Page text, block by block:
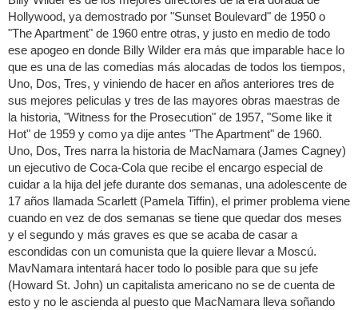
Hollywood, ya demostrado por "Sunset Boulevard" de 1950 o
"The Apartment" de 1960 entre otras, y justo en medio de todo
ese apogeo en donde Billy Wilder era más que imparable hace lo
que es una de las comedias más alocadas de todos los tiempos,
Uno, Dos, Tres, y viniendo de hacer en años anteriores tres de
sus mejores peliculas y tres de las mayores obras maestras de
la historia, "Witness for the Prosecution" de 1957, "Some like it
Hot" de 1959 y como ya dije antes "The Apartment" de 1960.
Uno, Dos, Tres narra la historia de MacNamara (James Cagney)
un ejecutivo de Coca-Cola que recibe el encargo especial de
cuidar a la hija del jefe durante dos semanas, una adolescente de
17 años llamada Scarlett (Pamela Tiffin), el primer problema viene
cuando en vez de dos semanas se tiene que quedar dos meses
y el segundo y más graves es que se acaba de casar a
escondidas con un comunista que la quiere llevar a Moscú.
MavNamara intentará hacer todo lo posible para que su jefe
(Howard St. John) un capitalista americano no se de cuenta de
esto y no le ascienda al puesto que MacNamara lleva soñando